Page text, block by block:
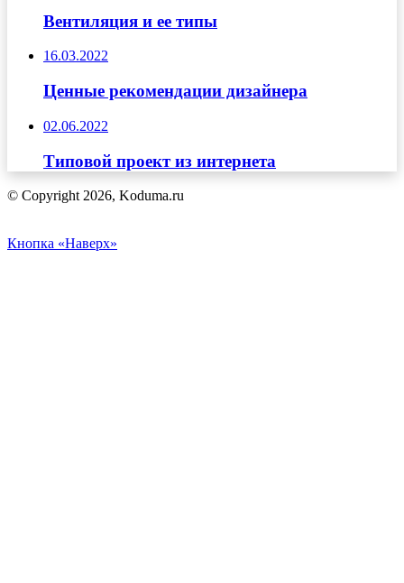
Вентиляция и ее типы
16.03.2022
Ценные рекомендации дизайнера
02.06.2022
Типовой проект из интернета
© Copyright 2026, Koduma.ru
Кнопка «Наверх»